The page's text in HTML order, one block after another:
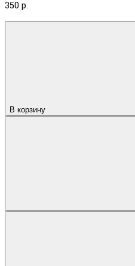
350 р.
В корзину